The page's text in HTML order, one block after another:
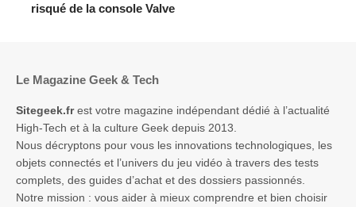
risqué de la console Valve
Le Magazine Geek & Tech
Sitegeek.frest votre magazine indépendant dédié à l’actualité
High-Tech et à la culture Geek depuis 2013.
Nous décryptons pour vous les innovations technologiques, les
objets connectés et l’univers du jeu vidéo à travers des tests
complets, des guides d’achat et des dossiers passionnés.
Notre mission : vous aider à mieux comprendre et bien choisir